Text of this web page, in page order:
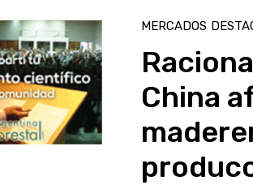
MERCADOS
China